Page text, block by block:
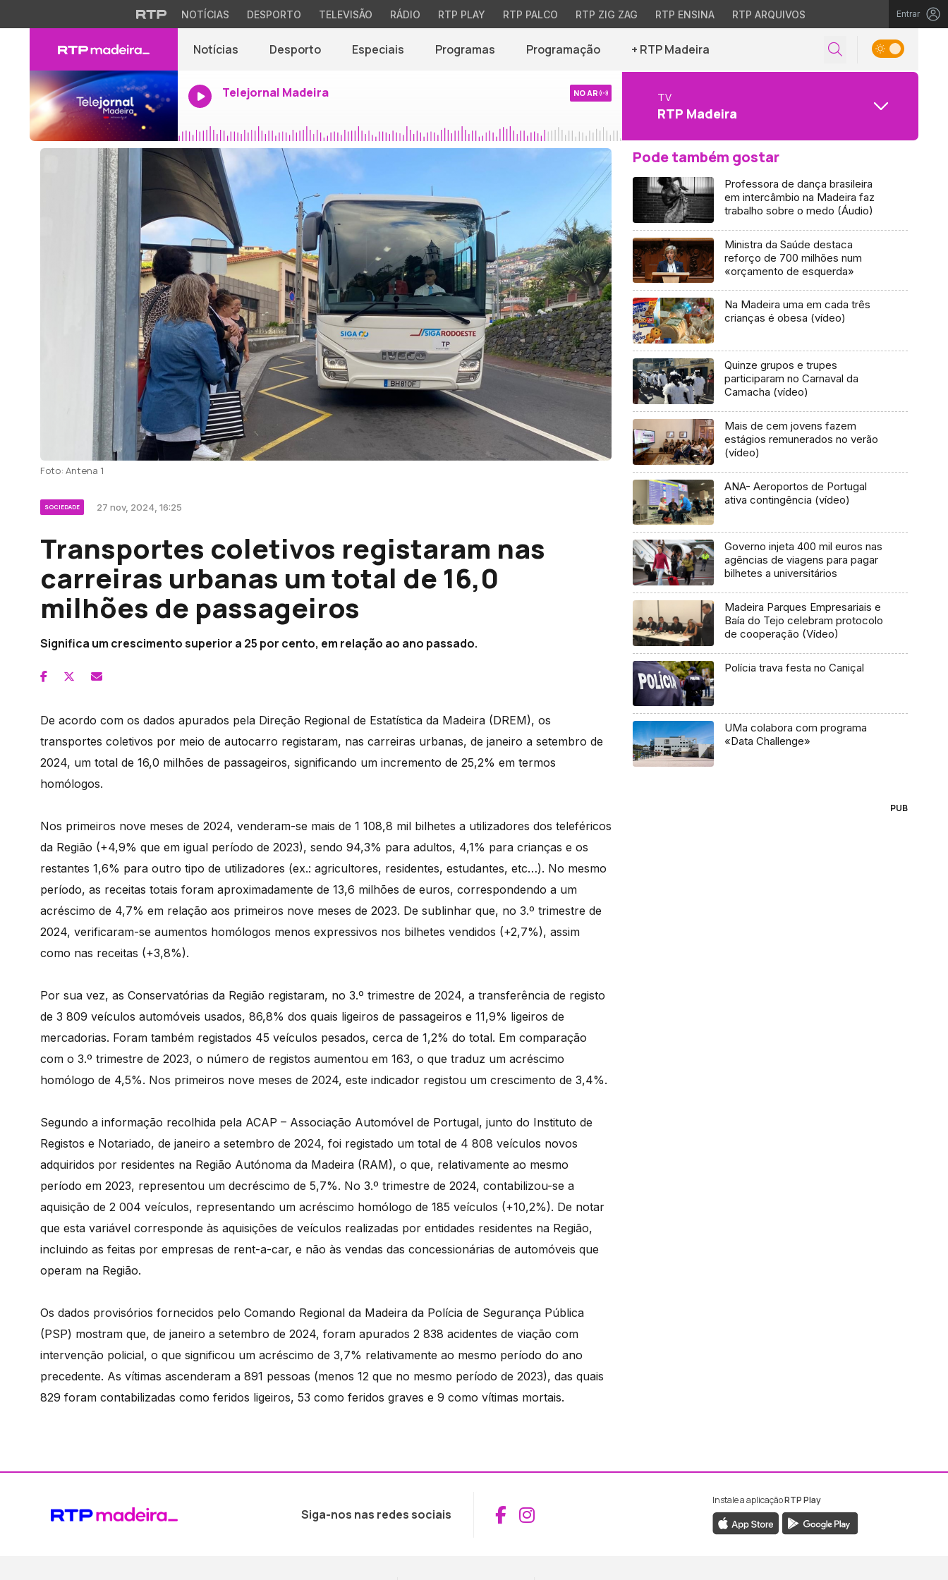
NOTÍCIAS DESPORTO TELEVISÃO RÁDIO RTP PLAY RTP PALCO RTP ZIG ZAG RTP ENSINA RTP ARQUIVOS Entrar
Notícias Desporto Especiais Programas Programação + RTP Madeira
Telejornal Madeira NO AR TV
RTP Madeira
Foto: Antena 1
SOCIEDADE 27 nov, 2024, 16:25
Transportes coletivos registaram nas
carreiras urbanas um total de 16,0
milhões de passageiros
Significa um crescimento superior a 25 por cento, em relação ao ano passado.
De acordo com os dados apurados pela Direção Regional de Estatística da Madeira (DREM), os
transportes coletivos por meio de autocarro registaram, nas carreiras urbanas, de janeiro a setembro de
2024, um total de 16,0 milhões de passageiros, significando um incremento de 25,2% em termos
homólogos.
Nos primeiros nove meses de 2024, venderam-se mais de 1 108,8 mil bilhetes a utilizadores dos teleféricos
da Região (+4,9% que em igual período de 2023), sendo 94,3% para adultos, 4,1% para crianças e os
restantes 1,6% para outro tipo de utilizadores (ex.: agricultores, residentes, estudantes, etc…). No mesmo
período, as receitas totais foram aproximadamente de 13,6 milhões de euros, correspondendo a um
acréscimo de 4,7% em relação aos primeiros nove meses de 2023. De sublinhar que, no 3.º trimestre de
2024, verificaram-se aumentos homólogos menos expressivos nos bilhetes vendidos (+2,7%), assim
como nas receitas (+3,8%).
Por sua vez, as Conservatórias da Região registaram, no 3.º trimestre de 2024, a transferência de registo
de 3 809 veículos automóveis usados, 86,8% dos quais ligeiros de passageiros e 11,9% ligeiros de
mercadorias. Foram também registados 45 veículos pesados, cerca de 1,2% do total. Em comparação
com o 3.º trimestre de 2023, o número de registos aumentou em 163, o que traduz um acréscimo
homólogo de 4,5%. Nos primeiros nove meses de 2024, este indicador registou um crescimento de 3,4%.
Segundo a informação recolhida pela ACAP – Associação Automóvel de Portugal, junto do Instituto de
Registos e Notariado, de janeiro a setembro de 2024, foi registado um total de 4 808 veículos novos
adquiridos por residentes na Região Autónoma da Madeira (RAM), o que, relativamente ao mesmo
período em 2023, representou um decréscimo de 5,7%. No 3.º trimestre de 2024, contabilizou-se a
aquisição de 2 004 veículos, representando um acréscimo homólogo de 185 veículos (+10,2%). De notar
que esta variável corresponde às aquisições de veículos realizadas por entidades residentes na Região,
incluindo as feitas por empresas de rent-a-car, e não às vendas das concessionárias de automóveis que
operam na Região.
Os dados provisórios fornecidos pelo Comando Regional da Madeira da Polícia de Segurança Pública
(PSP) mostram que, de janeiro a setembro de 2024, foram apurados 2 838 acidentes de viação com
intervenção policial, o que significou um acréscimo de 3,7% relativamente ao mesmo período do ano
precedente. As vítimas ascenderam a 891 pessoas (menos 12 que no mesmo período de 2023), das quais
829 foram contabilizadas como feridos ligeiros, 53 como feridos graves e 9 como vítimas mortais.
Pode também gostar
Professora de dança brasileira
em intercâmbio na Madeira faz
trabalho sobre o medo (Áudio)
Ministra da Saúde destaca
reforço de 700 milhões num
«orçamento de esquerda»
Na Madeira uma em cada três
crianças é obesa (vídeo)
Quinze grupos e trupes
participaram no Carnaval da
Camacha (vídeo)
Mais de cem jovens fazem
estágios remunerados no verão
(vídeo)
ANA- Aeroportos de Portugal
ativa contingência (vídeo)
Governo injeta 400 mil euros nas
agências de viagens para pagar
bilhetes a universitários
Madeira Parques Empresariais e
Baía do Tejo celebram protocolo
de cooperação (Vídeo)
Polícia trava festa no Caniçal
UMa colabora com programa
«Data Challenge»
PUB
Siga-nos nas redes sociais Aceder ao Facebook da RTP Madeira
Aceder ao Instagram da RTP Madeira
Instale a aplicaçãoRTP Play